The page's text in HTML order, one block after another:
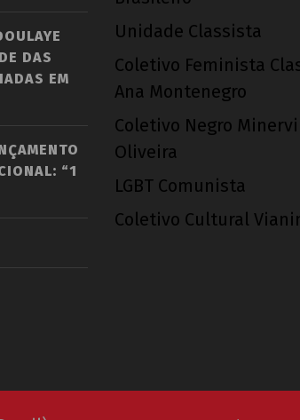
DAS
EM
“1
Unidade Classista
Coletivo Feminista
Ana Montenegro
Coletivo Negro
Oliveira
LGBT Comunista
Coletivo Cultural